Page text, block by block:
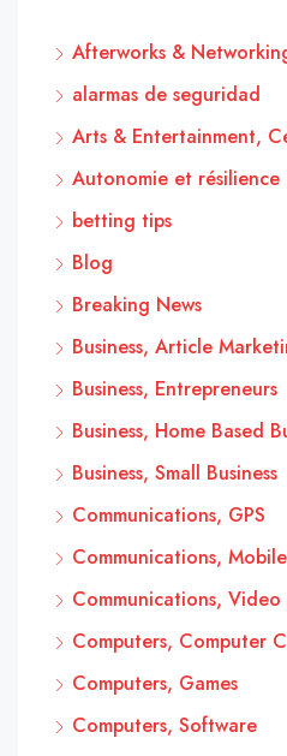
Afterworks &
alarmas de seguridad
Arts & Entertainment,
Autonomie et résilience
betting tips
Blog
Breaking News
Business, Article
Business, Entrepreneurs
Business, Home Based
Business, Small Business
Communications, GPS
Communications,
Communications,
Computers, Computer
Computers, Games
Computers, Software